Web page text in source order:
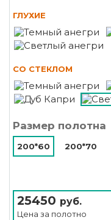
ГЛУХИЕ
СО СТЕКЛОМ
Размер полотна
200*60 200*70
25450 руб.
Цена за полотно